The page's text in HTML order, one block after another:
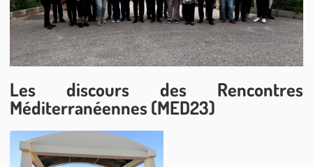
Les discours des Rencontres
Méditerranéennes (MED23)